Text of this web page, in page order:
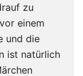
zu
einem
und die
ist natürlich